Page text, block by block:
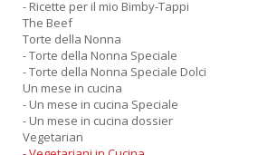
- Ricette per il mio Bimby-Tappi
The Beef
Torte della Nonna
- Torte della Nonna Speciale
- Torte della Nonna Speciale Dolci
Un mese in cucina
- Un mese in cucina Speciale
- Un mese in cucina dossier
Vegetarian